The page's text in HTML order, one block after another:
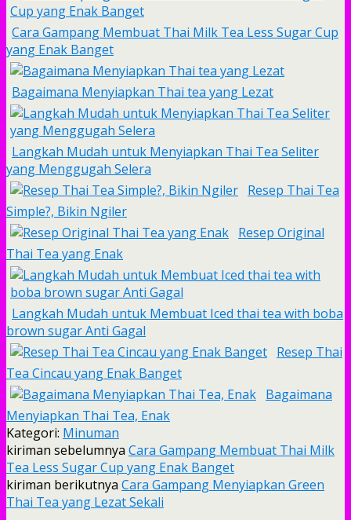
Cara Gampang Membuat Thai Milk Tea Less Sugar Cup
yang Enak Banget
Bagaimana Menyiapkan Thai tea yang Lezat
Langkah Mudah untuk Menyiapkan Thai Tea Seliter
yang Menggugah Selera
Resep Thai Tea
Simple?, Bikin Ngiler
Resep Original
Thai Tea yang Enak
Langkah Mudah untuk Membuat Iced thai tea with boba
brown sugar Anti Gagal
Resep Thai
Tea Cincau yang Enak Banget
Bagaimana
Menyiapkan Thai Tea, Enak
Kategori: Minuman
kiriman sebelumnya Cara Gampang Membuat Thai Milk
Tea Less Sugar Cup yang Enak Banget
kiriman berikutnya Cara Gampang Menyiapkan Green
Thai Tea yang Lezat Sekali